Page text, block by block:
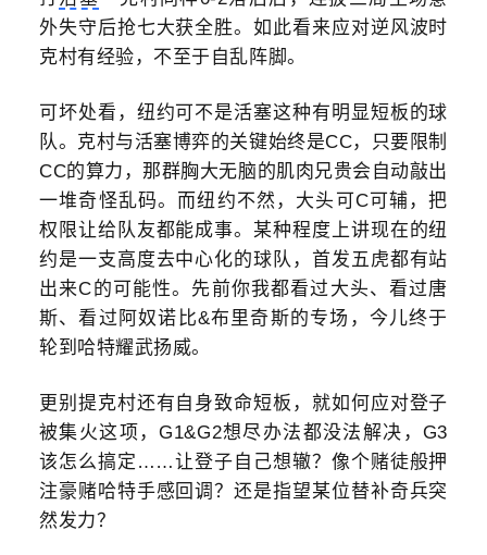
外失守后抢七大获全胜。如此看来应对逆风波时
克村有经验，不至于自乱阵脚。
可坏处看，纽约可不是活塞这种有明显短板的球
队。克村与活塞博弈的关键始终是CC，只要限制
CC的算力，那群胸大无脑的肌肉兄贵会自动敲出
一堆奇怪乱码。而纽约不然，大头可C可辅，把
权限让给队友都能成事。某种程度上讲现在的纽
约是一支高度去中心化的球队，首发五虎都有站
出来C的可能性。先前你我都看过大头、看过唐
斯、看过阿奴诺比&布里奇斯的专场，今儿终于
轮到哈特耀武扬威。
更别提克村还有自身致命短板，就如何应对登子
被集火这项，G1&G2想尽办法都没法解决，G3
该怎么搞定……让登子自己想辙？像个赌徒般押
注豪赌哈特手感回调？还是指望某位替补奇兵突
然发力？